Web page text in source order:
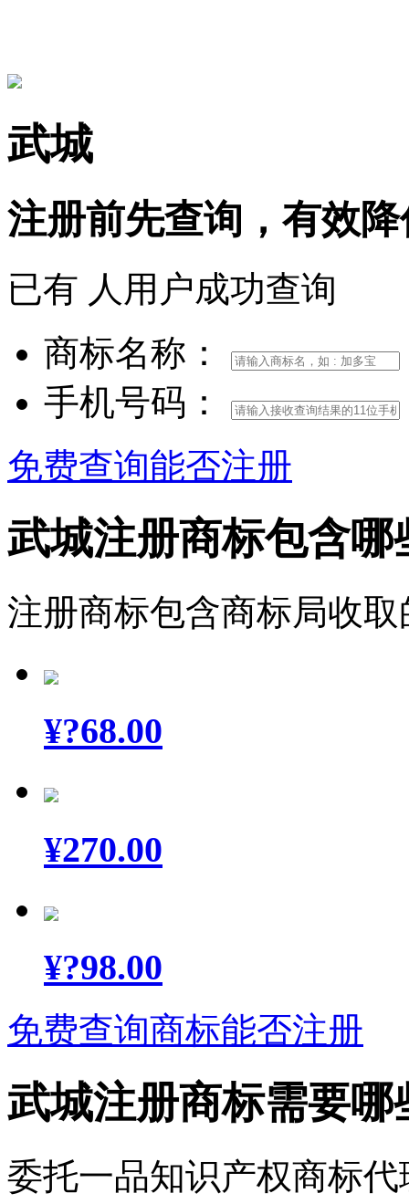
武城
注册前先查询， 有效
已有 人用户成功查询
商标名称：
手机号码：
免费查询能否注册
武城注册商标包含哪
注册商标包含商标局收
¥?68.00
¥270.00
¥?98.00
免费查询商标能否注册
武城注册商标需要哪
委托一品知识产权商标